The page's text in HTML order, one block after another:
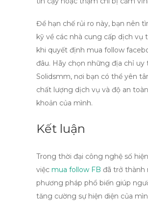
Để hạn chế rủi ro này, bạn nên
kỹ về các nhà cung cấp dịch vụ
khi quyết định mua follow
đâu. Hãy chọn những địa chỉ uy
Solidsmm, nơi bạn có thể yên
chất lượng dịch vụ và độ an
khoản của mình.
Kết luận
Trong thời đại công nghệ số
việc mua follow FB đã trở thành
phương pháp phổ biến giúp
tăng cường sự hiện diện của